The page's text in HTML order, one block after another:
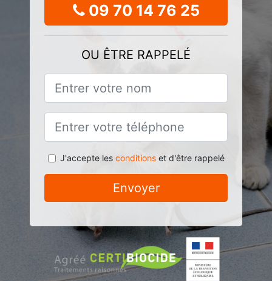
09 70 14 76 25
OU ÊTRE RAPPELÉ
J'accepte les conditionset d'être rappelé
Envoyer